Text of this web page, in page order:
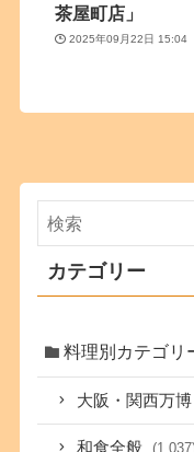
茶屋町店」
2025年09月22日 15:04
カテゴリー
料理別カテゴリ
大阪・関西万博
和食全般